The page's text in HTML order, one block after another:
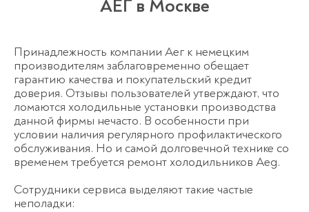
АЕГ в Москве
Принадлежность компании Аег к немецким
производителям заблаговременно обещает
гарантию качества и покупательский кредит
доверия. Отзывы пользователей утверждают, что
ломаются холодильные установки производства
данной фирмы нечасто. В особенности при
условии наличия регулярного профилактического
обслуживания. Но и самой долговечной технике со
временем требуется ремонт холодильников Aeg.
Сотрудники сервиса выделяют такие частые
неполадки: